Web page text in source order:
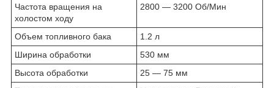
Частота вращения на
холостом ходу
2800 — 3200 Об/Мин
Объем топливного бака
1.2 л
Ширина обработки
530 мм
Высота обработки
25 — 75 мм